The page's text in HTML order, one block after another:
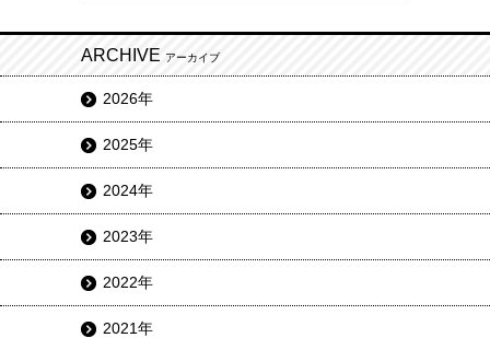
ARCHIVE アーカイブ
2026年
2025年
2024年
2023年
2022年
2021年